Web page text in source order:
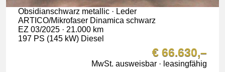
Obsidianschwarz metallic · Leder
ARTICO/Mikrofaser Dinamica schwarz
EZ 03/2025 · 21.000 km
197 PS (145 kW) Diesel
€ 66.630,–
MwSt. ausweisbar · leasingfähig